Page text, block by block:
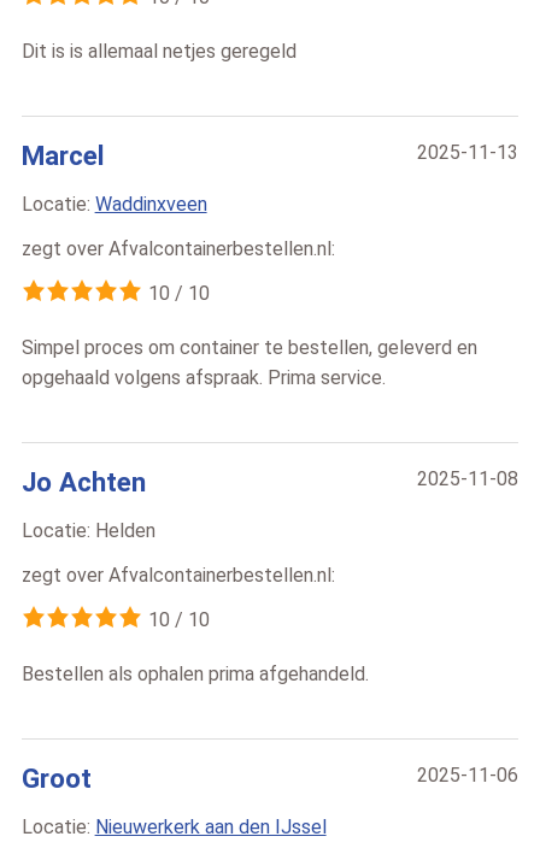
Dit is is allemaal netjes geregeld
2025-11-13
Marcel
Locatie: Waddinxveen
zegt over Afvalcontainerbestellen.nl :
10 / 10
Simpel proces om container te bestellen, geleverd en
opgehaald volgens afspraak. Prima service.
2025-11-08
Jo Achten
Locatie: Helden
zegt over Afvalcontainerbestellen.nl :
10 / 10
Bestellen als ophalen prima afgehandeld.
2025-11-06
Groot
Locatie: Nieuwerkerk aan den IJssel